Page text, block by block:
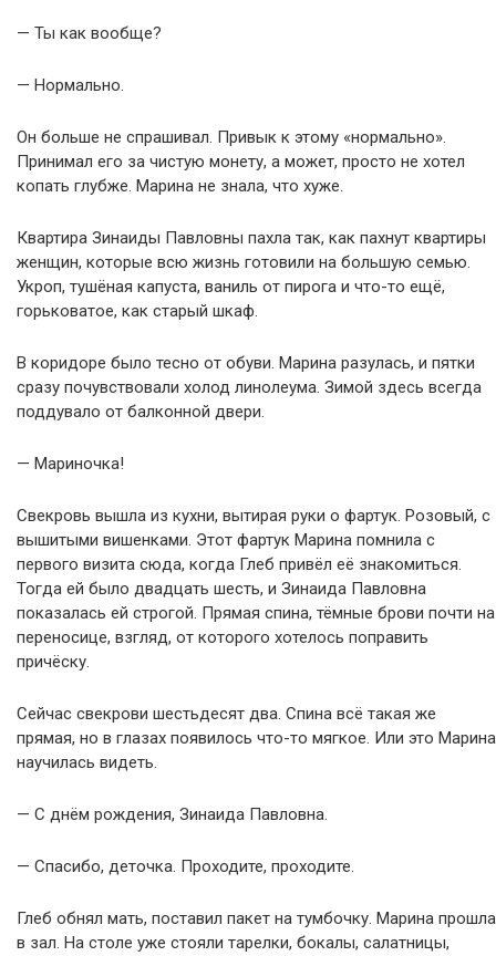
— Ты как вообще?
— Нормально.
Он больше не спрашивал. Привык к этому «нормально».
Принимал его за чистую монету, а может, просто не хотел
копать глубже. Марина не знала, что хуже.
Квартира Зинаиды Павловны пахла так, как пахнут квартиры
женщин, которые всю жизнь готовили на большую семью.
Укроп, тушёная капуста, ваниль от пирога и что-то ещё,
горьковатое, как старый шкаф.
В коридоре было тесно от обуви. Марина разулась, и пятки
сразу почувствовали холод линолеума. Зимой здесь всегда
поддувало от балконной двери.
— Мариночка!
Свекровь вышла из кухни, вытирая руки о фартук. Розовый, с
вышитыми вишенками. Этот фартук Марина помнила с
первого визита сюда, когда Глеб привёл её знакомиться.
Тогда ей было двадцать шесть, и Зинаида Павловна
показалась ей строгой. Прямая спина, тёмные брови почти на
переносице, взгляд, от которого хотелось поправить
причёску.
Сейчас свекрови шестьдесят два. Спина всё такая же
прямая, но в глазах появилось что-то мягкое. Или это Марина
научилась видеть.
— С днём рождения, Зинаида Павловна.
— Спасибо, деточка. Проходите, проходите.
Глеб обнял мать, поставил пакет на тумбочку. Марина прошла
в зал. На столе уже стояли тарелки, бокалы, салатницы,